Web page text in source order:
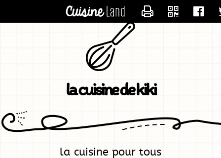
la cuisine de kiki
la cuisine pour tous
CONTACTER